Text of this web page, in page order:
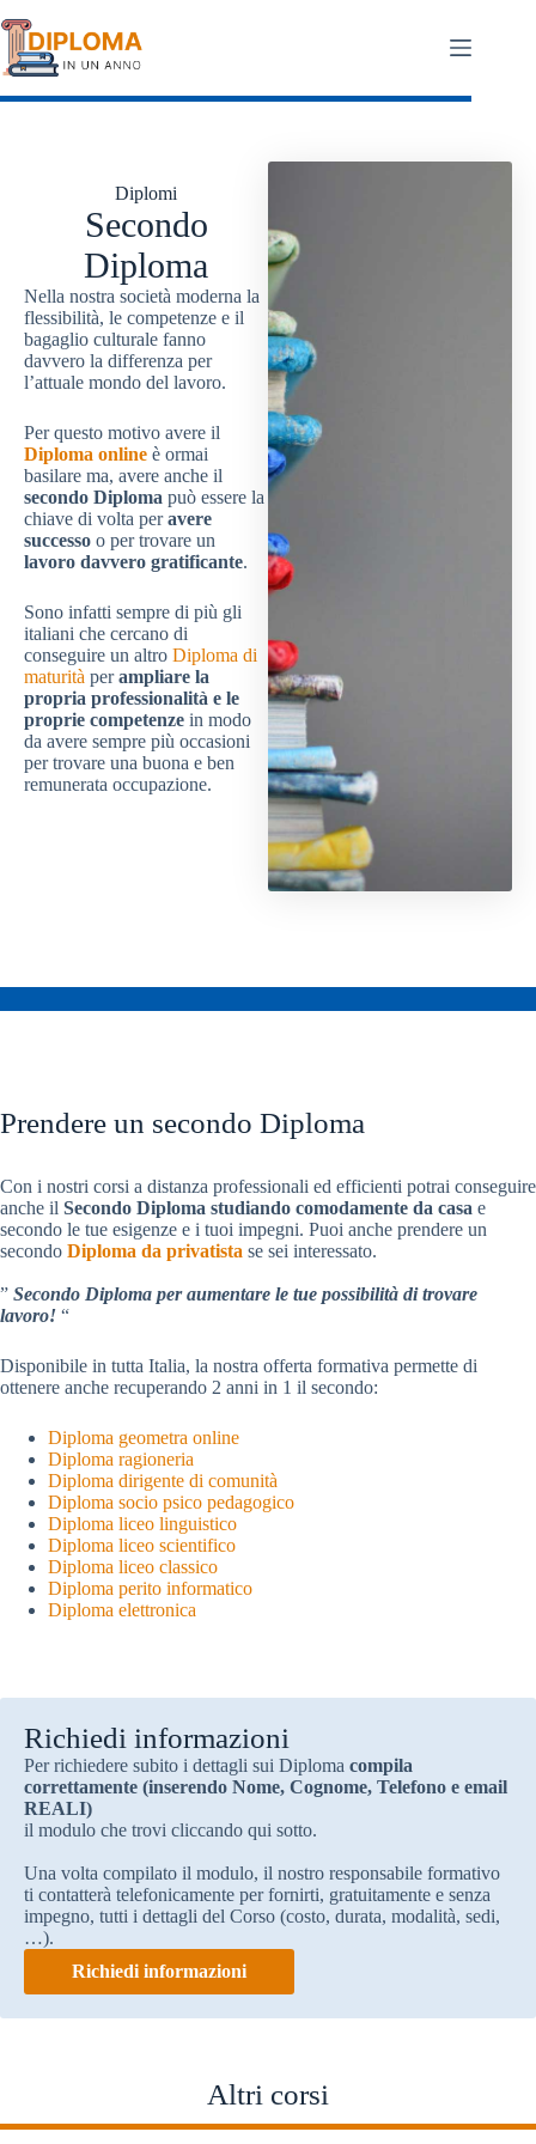
al
contenuto
Diplomi
Secondo
Diploma
Nella nostra società moderna la
flessibilità, le competenze e il
bagaglio culturale fanno
davvero la differenza per
l’attuale mondo del lavoro.
Per questo motivo avere il
Diploma online è ormai
basilare ma, avere anche il
secondo Diploma può essere la
chiave di volta peravere
successo o per trovare un
lavoro davvero gratificante.
Sono infatti sempre di più gli
italiani che cercano di
conseguire un altro Diploma di
maturità perampliare la
propria professionalità e le
proprie competenze in modo
da avere sempre più occasioni
per trovare una buona e ben
remunerata occupazione.
Prendere un secondo Diploma
Con i nostri corsi a distanza professionali ed efficienti potrai conseguire
anche il Secondo Diploma studiando comodamente da casa e
secondo le tue esigenze e i tuoi impegni. Puoi anche prendere un
secondo Diploma da privatista se sei interessato.
” Secondo Diploma per aumentare le tue possibilità di trovare
lavoro! “
Disponibile in tutta Italia, la nostra offerta formativa permette di
ottenere anche recuperando 2 anni in 1 il secondo:
Diploma geometra online
Diploma ragioneria
Diploma dirigente di comunità
Diploma socio psico pedagogico
Diploma liceo linguistico
Diploma liceo scientifico
Diploma liceo classico
Diploma perito informatico
Diploma elettronica
Richiedi informazioni
Per richiedere subito i dettagli sui Diploma compila
correttamente (inserendo Nome, Cognome, Telefono e email
REALI)
il modulo che trovi cliccando qui sotto.
Una volta compilato il modulo, il nostro responsabile formativo
ti contatterà telefonicamente per fornirti, gratuitamente e senza
impegno, tutti i dettagli del Corso (costo, durata, modalità, sedi,
…).
Richiedi informazioni
Altri corsi